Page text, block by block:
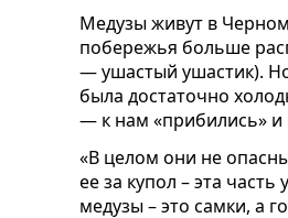
Медузы живут в
побережья больше
— ушастый ушастик).
была достаточно
— к нам «прибились» и
«В целом они не
ее за купол – эта
медузы – это самки, а